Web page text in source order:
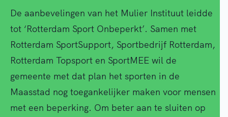
De aanbevelingen van het Mulier Instituut leidde
tot ‘Rotterdam Sport Onbeperkt’. Samen met
Rotterdam SportSupport, Sportbedrijf Rotterdam,
Rotterdam Topsport en SportMEE wil de
gemeente met dat plan het sporten in de
Maasstad nog toegankelijker maken voor mensen
met een beperking. Om beter aan te sluiten op